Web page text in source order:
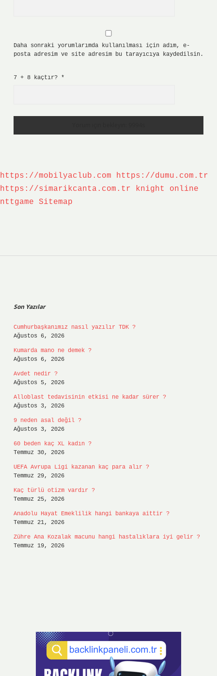
Daha sonraki yorumlarımda kullanılması için adım, e-
posta adresim ve site adresim bu tarayıcıya kaydedilsin.
7 + 8 kaçtır? *
https://mobilyaclub.com
https://dumu.com.tr
https://simarikcanta.com.tr
knight online
nttgame
Sitemap
Son Yazılar
Cumhurbaşkanımız nasıl yazılır TDK ?
Ağustos 6, 2026
Kumarda mano ne demek ?
Ağustos 6, 2026
Avdet nedir ?
Ağustos 5, 2026
Alloblast tedavisinin etkisi ne kadar sürer ?
Ağustos 3, 2026
9 neden asal değil ?
Ağustos 3, 2026
60 beden kaç XL kadın ?
Temmuz 30, 2026
UEFA Avrupa Ligi kazanan kaç para alır ?
Temmuz 29, 2026
Kaç türlü otizm vardır ?
Temmuz 25, 2026
Anadolu Hayat Emeklilik hangi bankaya aittir ?
Temmuz 21, 2026
Zühre Ana Kozalak macunu hangi hastalıklara iyi gelir ?
Temmuz 19, 2026